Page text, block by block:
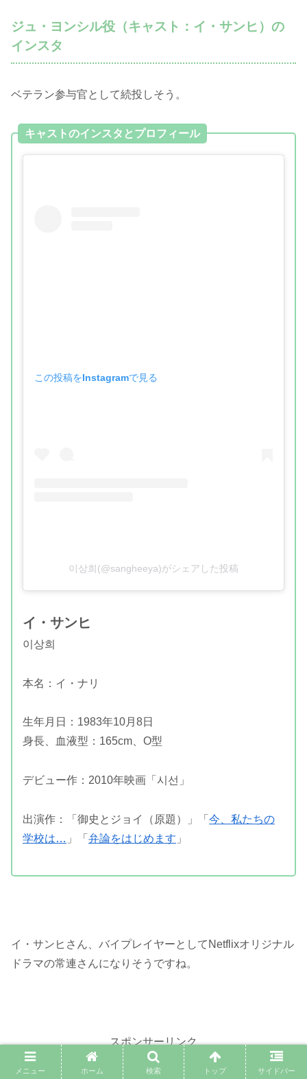
ジュ・ヨンシル役（キャスト：イ・サンヒ）の
インスタ
ベテラン参与官として続投しそう。
キャストのインスタとプロフィール
この投稿をInstagramで見る
이상희(@sangheeya)がシェアした投稿
イ・サンヒ
이상희
本名：イ・ナリ
生年月日：1983年10月8日
身長、血液型：165cm、O型
デビュー作：2010年映画「시선」
出演作：「御史とジョイ（原題）」「 今、私たちの
学校は… 」「 弁論をはじめます 」
イ・サンヒさん、バイプレイヤーとしてNetflixオリジナル
ドラマの常連さんになりそうですね。
スポンサーリンク
メニュー ホーム 検索 トップ サイドバー